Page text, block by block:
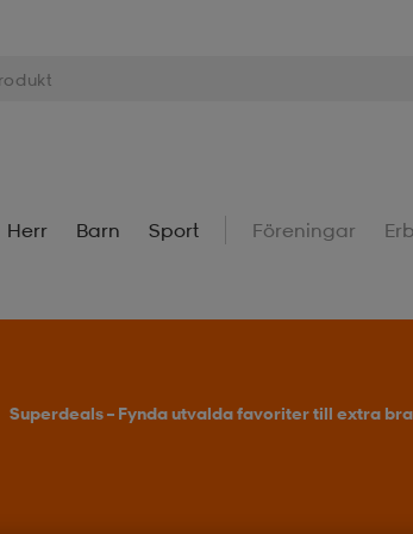
Herr Barn Sport Föreningar
Superdeals – Fynda utvalda favoriter till extra